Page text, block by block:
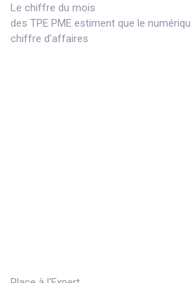
Le chiffre du mois
des TPE PME estiment que le
chiffre d’affaires